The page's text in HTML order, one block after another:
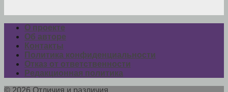
О проекте
Об авторе
Контакты
Политика конфиденциальности
Отказ от ответственности
Редакционная политика